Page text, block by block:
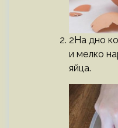
2На дно
и мелко
яйца.